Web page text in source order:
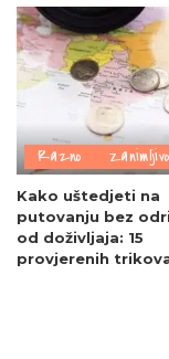
Razno
Kako uštedjeti na
putovanju bez
od doživljaja: 15
provjerenih